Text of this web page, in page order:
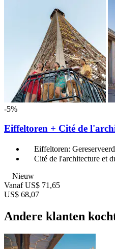
-5%
Eiffeltoren + Cité de
Eiffeltoren:
Cité de l'architecture et
Nieuw
Vanaf US$ 71,65
US$ 68,07
Andere klanten